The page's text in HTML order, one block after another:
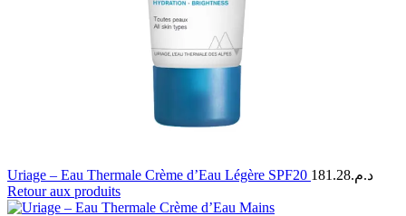
Uriage – Eau Thermale Crème d’Eau Légère SPF20 د.م.181.28
Retour aux produits